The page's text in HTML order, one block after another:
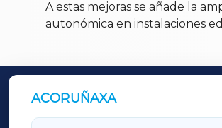
A estas mejoras se añade la
autonómica en instalaciones
ACORUÑAXA
OUTROS PERIÓDICOS